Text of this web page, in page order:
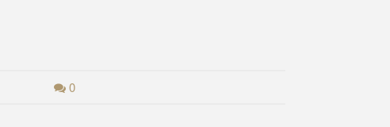
0